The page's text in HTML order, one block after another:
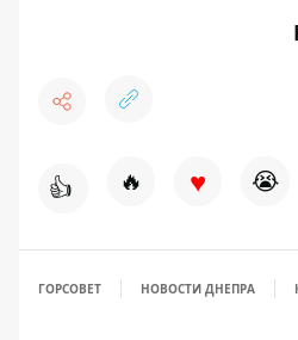
👍 🔥 ♥ 😭
ГОРСОВЕТ НОВОСТИ ДНЕПРА